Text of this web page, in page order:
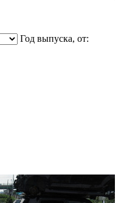
Год выпуска, от: